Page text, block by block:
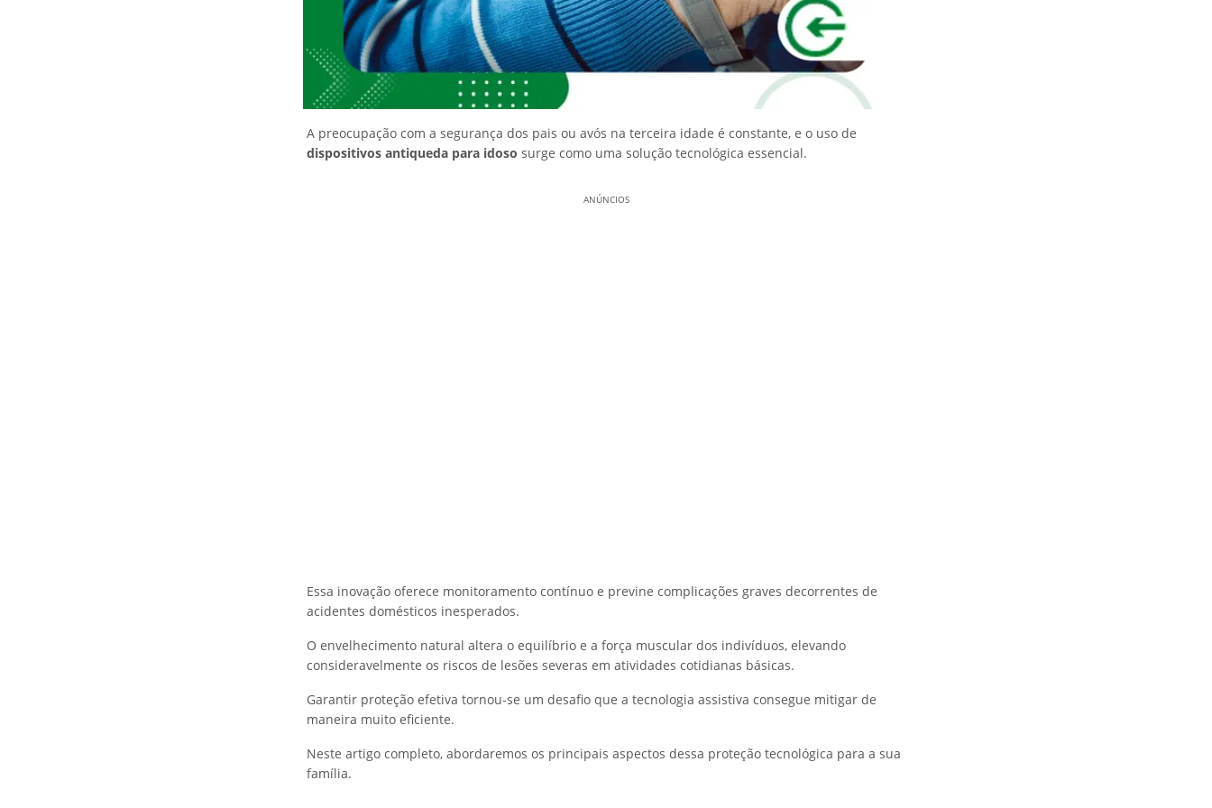
A preocupação com a segurança dos pais ou avós na terceira idade é constante, e o uso de
dispositivos antiqueda para idoso surge como uma solução tecnológica essencial.
ANÚNCIOS
Essa inovação oferece monitoramento contínuo e previne complicações graves decorrentes de
acidentes domésticos inesperados.
O envelhecimento natural altera o equilíbrio e a força muscular dos indivíduos, elevando
consideravelmente os riscos de lesões severas em atividades cotidianas básicas.
Garantir proteção efetiva tornou-se um desafio que a tecnologia assistiva consegue mitigar de
maneira muito eficiente.
Neste artigo completo, abordaremos os principais aspectos dessa proteção tecnológica para a sua
família.